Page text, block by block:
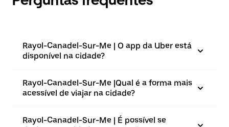
Rayol-Canadel-Sur-Me | O app da Uber está
disponível na cidade?
Rayol-Canadel-Sur-Me |⁠Qual é a forma mais
acessível de viajar na cidade?
Rayol-Canadel-Sur-Me | É possível se